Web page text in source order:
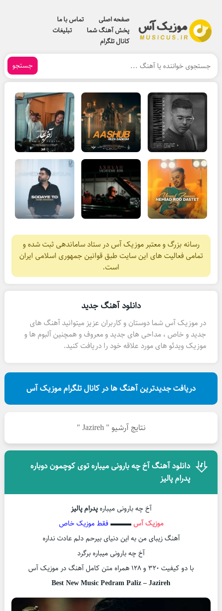
صفحه اصلی
تماس با ما
پخش آهنگ شما
تبلیغات
کانال تلگرام
جستجو
رسانه بزرگ و معتبر موزیک آس در ستاد ساماندهی ثبت شده و
تمامی فعالیت های این سایت طبق قوانین جمهوری اسلامی ایران
است.
دانلود آهنگ جدید
در موزیک آس شما دوستان و کاربران عزیز میتوانید آهنگ های
جدید و خاص ، مداحی های جدید و معروف و همچنین آلبوم ها و
موزیک ویدئو های مورد علاقه خود را دریافت کنید.
دریافت جدیدترین آهنگ ها در کانال تلگرام موزیک آس
نتایج آرشیو " Jazireh "
دانلود آهنگ آخ چه بارونی میباره توی کوچمون دوباره
پدرام پالیز
آخ چه بارونی میبارهپدرام پالیز
موزیک آس▬▬▬ فقط موزیک خاص
آهنگ زیبای من به این دنیای بیرحم دلم عادت نداره
آخ چه بارونی میباره برگرد
با دو کیفیت ۳۲۰ و ۱۲۸ همراه متن کامل آهنگ در موزیک آس
Best New Music Pedram Paliz – Jazireh